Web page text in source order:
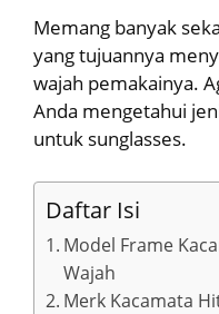
Memang banyak
yang tujuannya
wajah pemakainya.
Anda mengetahui
untuk sunglasses.
Daftar Isi
Model Frame
Wajah
Merk Kacamata